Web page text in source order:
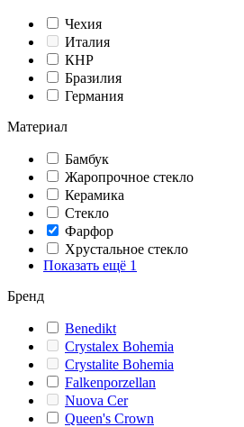
Чехия
Италия
КНР
Бразилия
Германия
Материал
Бамбук
Жаропрочное стекло
Керамика
Стекло
Фарфор
Хрустальное стекло
Показать ещё 1
Бренд
Benedikt
Crystalex Bohemia
Crystalite Bohemia
Falkenporzellan
Nuova Cer
Queen's Crown